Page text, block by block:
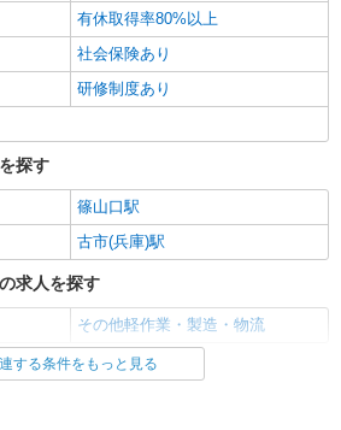
有休取得率80%以上
社会保険あり
研修制度あり
探す
篠山口駅
古市(兵庫)駅
求人を探す
その他軽作業・製造・物流
駅の求人を探す
する条件をもっと見る